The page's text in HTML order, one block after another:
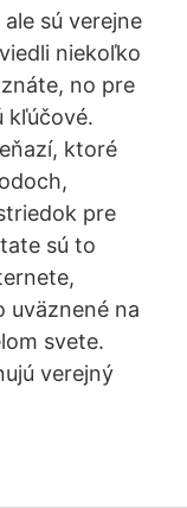
sú verejne
niekoľko
no pre
kľúčové.
ktoré
pre
sú to
uväznené na
svete.
verejný